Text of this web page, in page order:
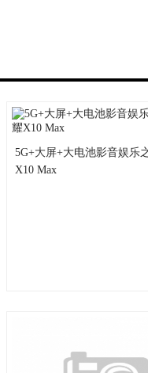
5G+大屏+大电池影音娱乐
X10 Max